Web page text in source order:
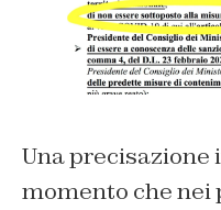
Una
momento che